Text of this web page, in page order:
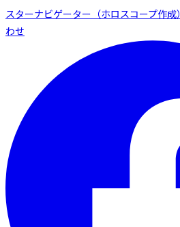
スターナビゲーター（ホロスコープ作成）
わせ